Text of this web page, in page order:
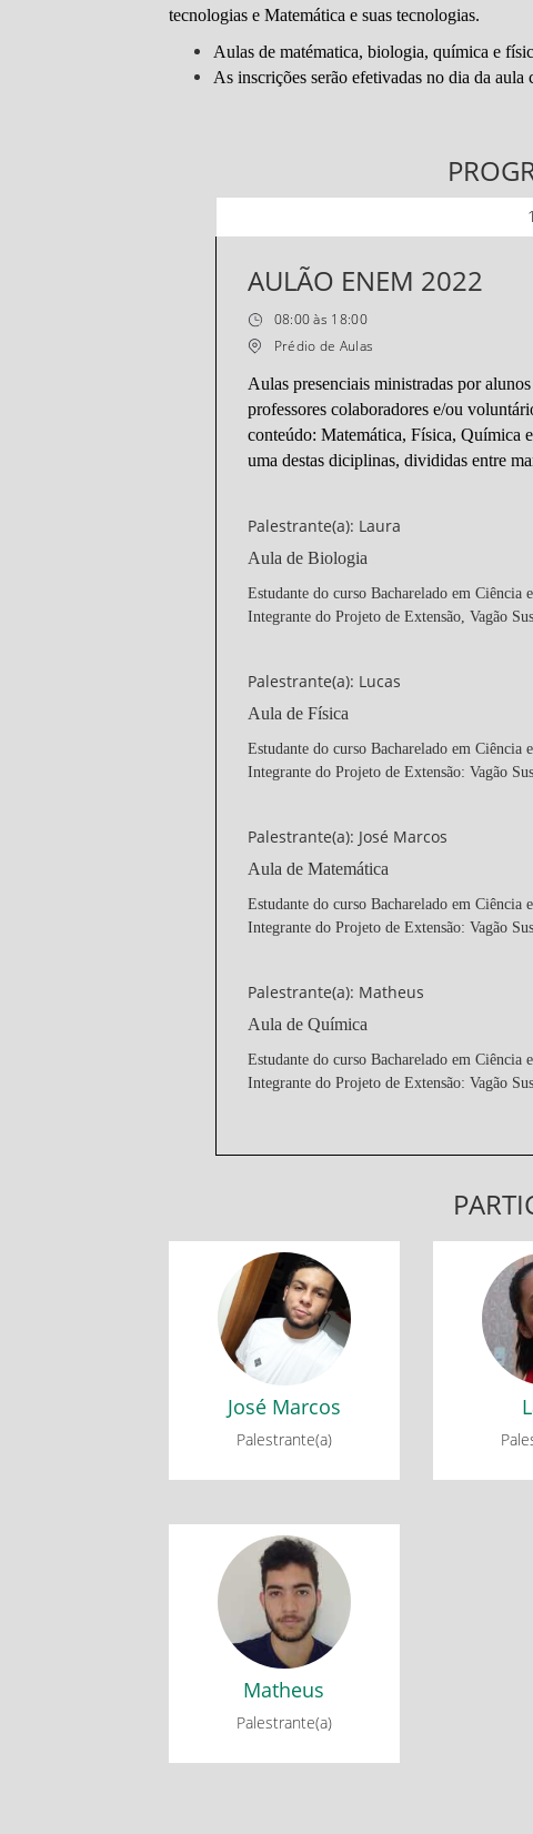
tecnologias e Matemática e suas tecnologias.
Aulas de matématica, biologia, química e
As inscrições serão efetivadas no dia da
AULÃO ENEM 2022
08:00 às 18:00
Prédio de Aulas
Aulas presenciais ministradas por
professores colaboradores e/ou
conteúdo: Matemática, Física, Química
uma destas diciplinas, divididas entre
Palestrante(a): Laura
Aula de Biologia
Estudante do curso Bacharelado em
Integrante do Projeto de Extensão, Vagão
Palestrante(a): Lucas
Aula de Física
Estudante do curso Bacharelado em
Integrante do Projeto de Extensão: Vagão
Palestrante(a): José Marcos
Aula de Matemática
Estudante do curso Bacharelado em
Integrante do Projeto de Extensão: Vagão
Palestrante(a): Matheus
Aula de Química
Estudante do curso Bacharelado em
Integrante do Projeto de Extensão: Vagão
José Marcos
Palestrante(a)
José Marcos
AULÃO ENEM 2022
Matheus
Palestrante(a)
Matheus
AULÃO ENEM 2022